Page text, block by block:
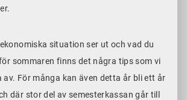
ekonomiska situation ser ut och vad du
sommaren finns det några tips som vi
av. För många kan även detta år bli ett år
där stor del av semesterkassan går till